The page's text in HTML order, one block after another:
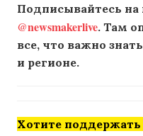
Подписывайтесь
@newsmakerlive. Там
все, что важно
и регионе.
Хотите